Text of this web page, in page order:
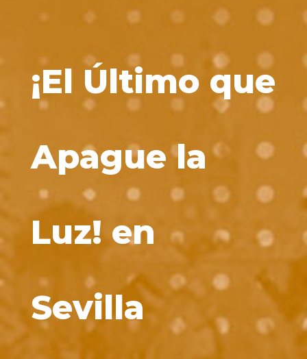
¡El Último que
Apague la
Luz! en
Sevilla